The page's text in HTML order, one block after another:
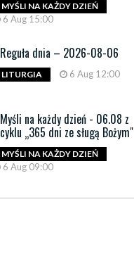
MYŚLI NA KAŻDY DZIEŃ
6 Aug 15:00
Reguła dnia – 2026-08-06
LITURGIA 6 Aug 12:00
Myśli na każdy dzień - 06.08 z
cyklu „365 dni ze sługą Bożym"
MYŚLI NA KAŻDY DZIEŃ
6 Aug 09:00